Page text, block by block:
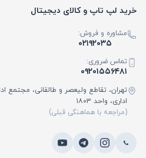
خرید لپ تاپ و کالای دیجیتال
مشاوره و فروش:
۰۲۱۹۲۰۳۵
تماس ضروری:
۰۹۲۰۱۵۵۶۴۸۱
تهران، تقاطع ولیعصر و طالقانی، مجتمع
اداری، واحد ۱۸۰۳
(مراجعه با هماهنگی قبلی)